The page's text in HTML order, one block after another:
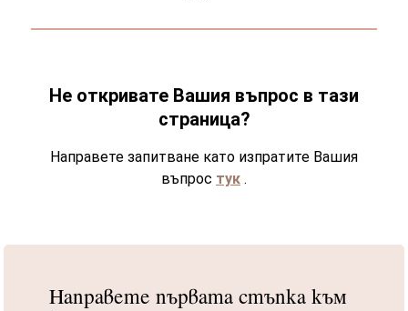
Не откривате Вашия въпрос в тази
страница?
Направете запитване като изпратите Вашия
въпрос тук .
Направете първата стъпка към